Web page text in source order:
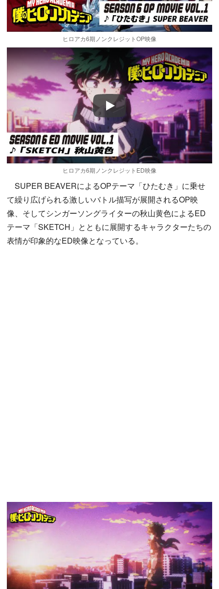
ヒロアカ6期ノンクレジットOP映像
Play
ヒロアカ6期ノンクレジットED映像
SUPER BEAVERによるOPテーマ「ひたむき」に乗せ
て繰り広げられる激しいバトル描写が展開されるOP映
像、そしてシンガーソングライターの秋山黄色によるED
テーマ「SKETCH」とともに展開するキャラクターたちの
表情が印象的なED映像となっている。